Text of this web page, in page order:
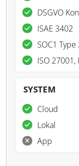
DSGVO
ISAE 3402
SOC1 Type
ISO 27001,
SYSTEM
Cloud
Lokal
App